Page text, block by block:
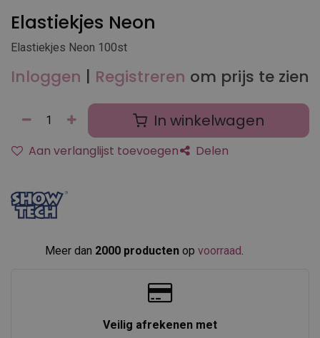
Elastiekjes Neon
Elastiekjes Neon 100st
Inloggen Registreren om prijs te zien
In winkelwagen
Aan verlanglijst toevoegen Delen
Meer dan 2000 producten op voorraad.​
Veilig afrekenen met